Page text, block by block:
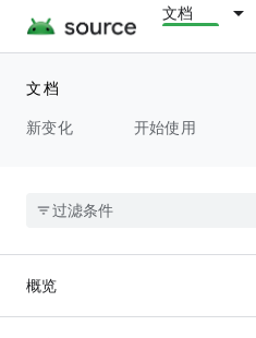
文档
文档
新变化
开始使用
概览